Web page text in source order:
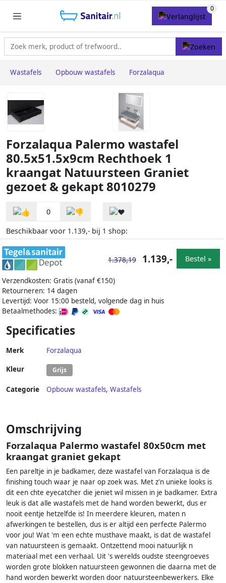
Wastafels Opbouw wastafels Forzalaqua
Forzalaqua Palermo wastafel
80.5x51.5x9cm Rechthoek 1
kraangat Natuursteen Graniet
gezoet & gekapt 8010279
0
Beschikbaar voor 1.139,- bij 1 shop:
Verzendkosten: Gratis (vanaf €150)
Retourneren: 14 dagen
Levertijd: Voor 15:00 besteld, volgende dag in huis
Betaalmethodes:
1.378,19 1.139,- Bestel »
Specificaties
Merk Forzalaqua
Kleur Grijs
Categorie Opbouw wastafels, Wastafels
Omschrijving
Forzalaqua Palermo wastafel 80x50cm met
kraangat graniet gekapt
Een pareltje in je badkamer, deze wastafel van Forzalaqua is de
finishing touch waar je naar op zoek was. Met z'n unieke looks is
dit een chte eyecatcher die jeniet wil missen in je badkamer. Extra
leuk is dat alle wastafels met de hand worden bewerkt, dus er
nooit eentje hetzelfde is! In meerdere kleuren, maten n
afwerkingen te bestellen, dus is er altijd een perfecte Palermo
voor jou! Wat 'm een echte musthave maakt, is dat de wastafel
van natuursteen is gemaakt. Ontzettend mooi natuurlijk n
materiaal met een verhaal. Uit 's werelds oudste steengroeves
worden grote blokken natuursteen gewonnen die daarna met de
hand worden bewerkt worden door natuursteenbewerkers. Elke